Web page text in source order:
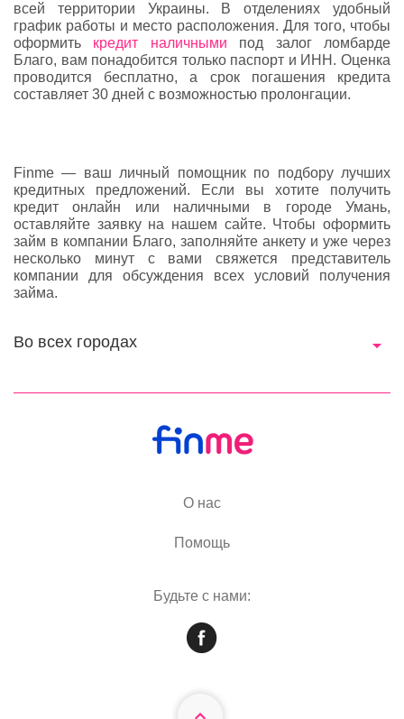
всей территории Украины. В отделениях удобный
график работы и место расположения. Для того, чтобы
оформить кредит наличными под залог ломбарде
Благо, вам понадобится только паспорт и ИНН. Оценка
проводится бесплатно, а срок погашения кредита
составляет 30 дней с возможностью пролонгации.
Finme — ваш личный помощник по подбору лучших
кредитных предложений. Если вы хотите получить
кредит онлайн или наличными в городе Умань,
оставляйте заявку на нашем сайте. Чтобы оформить
займ в компании Благо, заполняйте анкету и уже через
несколько минут с вами свяжется представитель
компании для обсуждения всех условий получения
займа.
Во всех городах
О нас
Помощь
Будьте с нами: